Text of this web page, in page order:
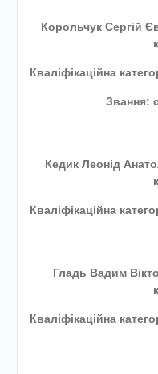
Корольчук Сергій
Кваліфікаційна
Звання:
Кедик Леонід
Кваліфікаційна
Гладь Вадим
Кваліфікаційна